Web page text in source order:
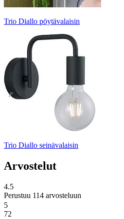
Trio Diallo pöytävalaisin
Trio Diallo seinävalaisin
Arvostelut
4.5
Perustuu 114 arvosteluun
5
72